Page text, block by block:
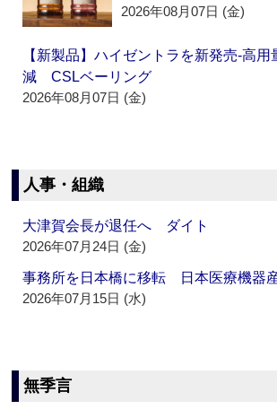
2026年08月07日 (金)
【新製品】ハイゼントラを新発売‐高用
減 CSLベーリング
2026年08月07日 (金)
人事・組織
大津賀会長が退任へ ダイト
2026年07月24日 (金)
事務所を日本橋に移転 日本医療機器
2026年07月15日 (水)
無季言